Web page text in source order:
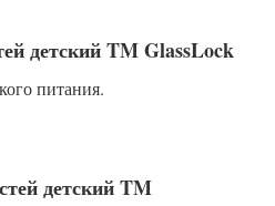
детский TM GlassLock
питания.
детский TM